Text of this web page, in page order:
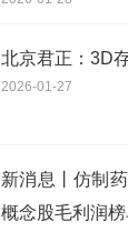
北京君正：3D
2026-01-27
新消息丨仿制
概念股毛利润榜